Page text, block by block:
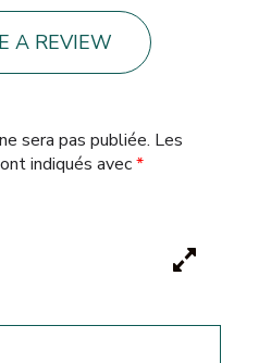
A REVIEW
sera pas publiée. Les
indiqués avec*